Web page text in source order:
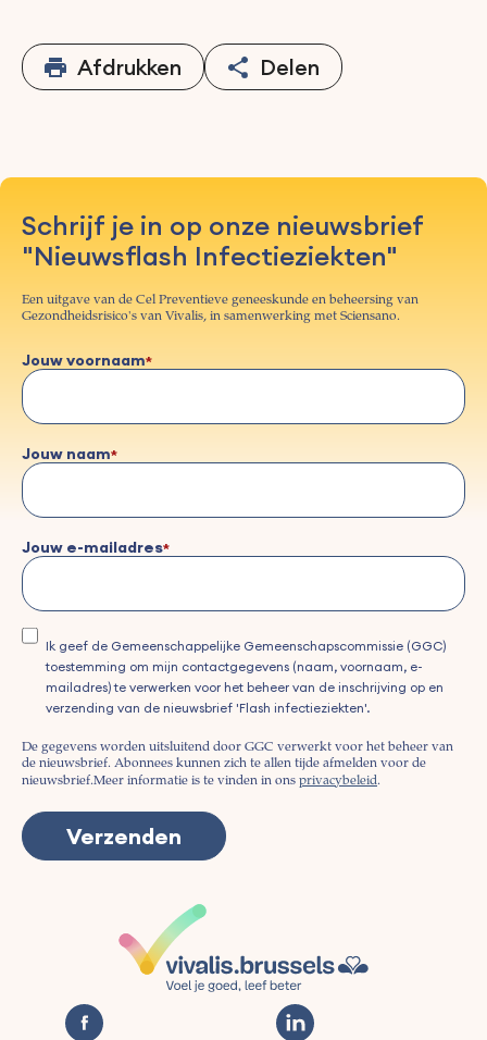
Afdrukken Delen
Schrijf je in op onze nieuwsbrief
"Nieuwsflash Infectieziekten"
Een uitgave van de Cel Preventieve geneeskunde en beheersing van
Gezondheidsrisico's van Vivalis, in samenwerking met Sciensano.
Jouw voornaam
Jouw naam
Jouw e-mailadres
Ik geef de Gemeenschappelijke Gemeenschapscommissie (GGC)
toestemming om mijn contactgegevens (naam, voornaam, e-
mailadres) te verwerken voor het beheer van de inschrijving op en
verzending van de nieuwsbrief 'Flash infectieziekten'.
De gegevens worden uitsluitend door GGC verwerkt voor het beheer van
de nieuwsbrief. Abonnees kunnen zich te allen tijde afmelden voor de
nieuwsbrief.Meer informatie is te vinden in ons privacybeleid.